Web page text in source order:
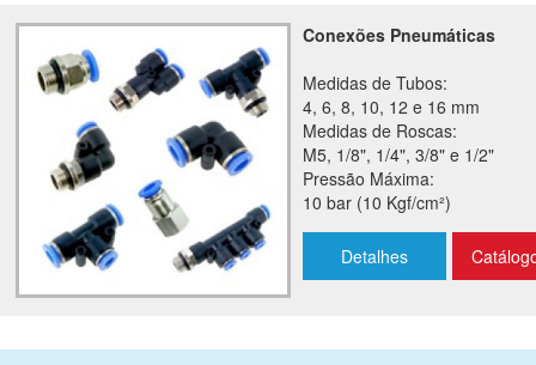
Conexões Pneumáticas
Medidas de Tubos:
4, 6, 8, 10, 12 e 16 mm
Medidas de Roscas:
M5, 1/8", 1/4", 3/8" e 1/2"
Pressão Máxima:
10 bar (10 Kgf/cm²)
Detalhes